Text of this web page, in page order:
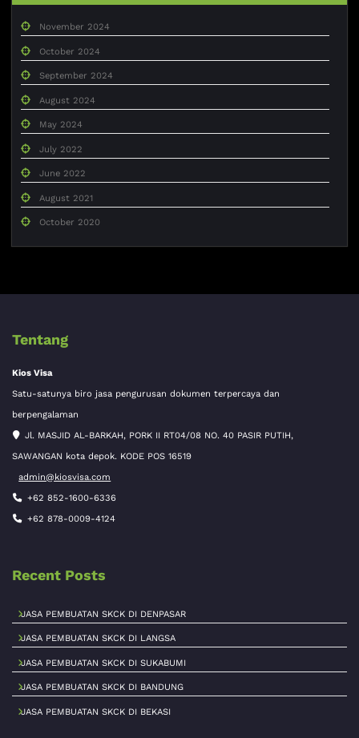
November 2024
October 2024
September 2024
August 2024
May 2024
July 2022
June 2022
August 2021
October 2020
Tentang
Kios Visa
Satu-satunya biro jasa pengurusan dokumen terpercaya dan
berpengalaman
Jl. MASJID AL-BARKAH, PORK II RT04/08 NO. 40 PASIR PUTIH,
SAWANGAN kota depok. KODE POS 16519
admin@kiosvisa.com
+62 852-1600-6336
+62 878-0009-4124
Recent Posts
JASA PEMBUATAN SKCK DI DENPASAR
JASA PEMBUATAN SKCK DI LANGSA
JASA PEMBUATAN SKCK DI SUKABUMI
JASA PEMBUATAN SKCK DI BANDUNG
JASA PEMBUATAN SKCK DI BEKASI